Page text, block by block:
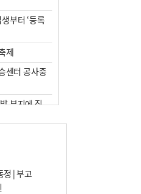
부터 ‘등록
제
센터 공사중
부지에 짓
가뭄 속 밀
다
사
정 |부고